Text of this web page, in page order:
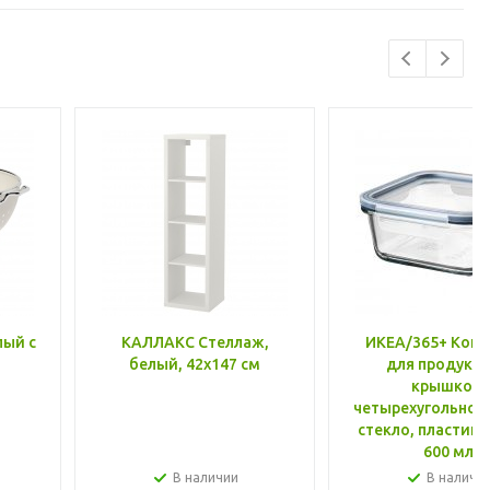
с
КАЛЛАКС Стеллаж,
белый, 42x147 см
В наличии
ИКЕА/365+
для
крышкой,
стекло, пластик
600 мл
В